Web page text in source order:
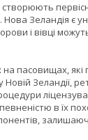
Зеландія є
і вівці
пасовищах,
Зеландії,
в їх